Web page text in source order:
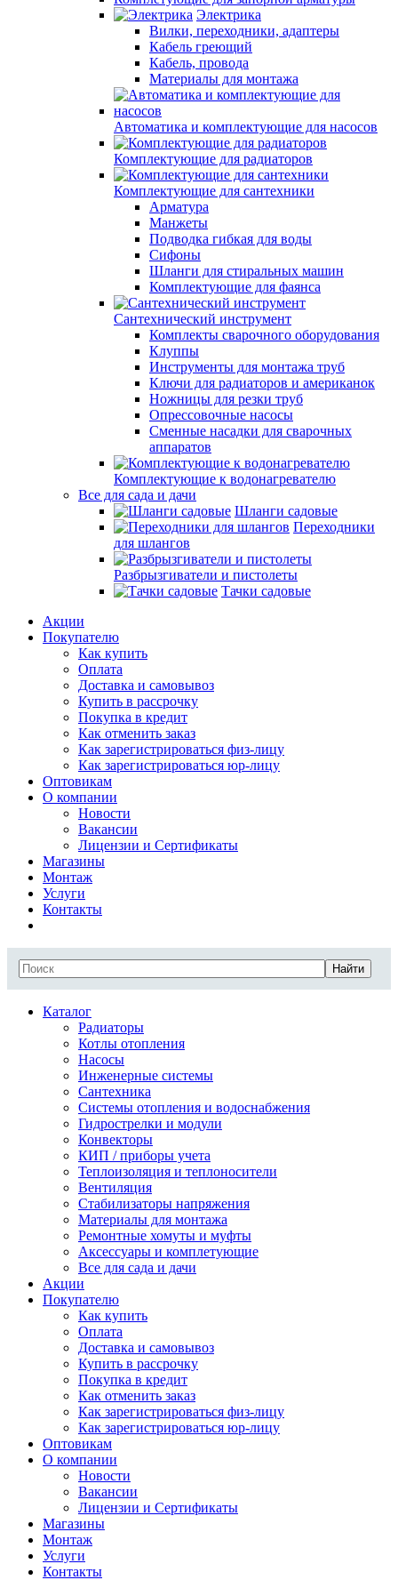
Электрика
Вилки, переходники, адаптеры
Кабель греющий
Кабель, провода
Материалы для монтажа
Автоматика и комплектующие для насосов
Комплектующие для радиаторов
Комплектующие для сантехники
Арматура
Манжеты
Подводка гибкая для воды
Сифоны
Шланги для стиральных машин
Комплектующие для фаянса
Сантехнический инструмент
Комплекты сварочного оборудования
Клуппы
Инструменты для монтажа труб
Ключи для радиаторов и американок
Ножницы для резки труб
Опрессовочные насосы
Сменные насадки для сварочных
аппаратов
Комплектующие к водонагревателю
Все для сада и дачи
Шланги садовые
Переходники
для шлангов
Разбрызгиватели и пистолеты
Тачки садовые
Акции
Покупателю
Как купить
Оплата
Доставка и самовывоз
Купить в рассрочку
Покупка в кредит
Как отменить заказ
Как зарегистрироваться физ-лицу
Как зарегистрироваться юр-лицу
Оптовикам
О компании
Новости
Вакансии
Лицензии и Сертификаты
Магазины
Монтаж
Услуги
Контакты
Найти
Каталог
Радиаторы
Котлы отопления
Насосы
Инженерные системы
Сантехника
Системы отопления и водоснабжения
Гидрострелки и модули
Конвекторы
КИП / приборы учета
Теплоизоляция и теплоносители
Вентиляция
Стабилизаторы напряжения
Материалы для монтажа
Ремонтные хомуты и муфты
Аксессуары и комплетующие
Все для сада и дачи
Акции
Покупателю
Как купить
Оплата
Доставка и самовывоз
Купить в рассрочку
Покупка в кредит
Как отменить заказ
Как зарегистрироваться физ-лицу
Как зарегистрироваться юр-лицу
Оптовикам
О компании
Новости
Вакансии
Лицензии и Сертификаты
Магазины
Монтаж
Услуги
Контакты